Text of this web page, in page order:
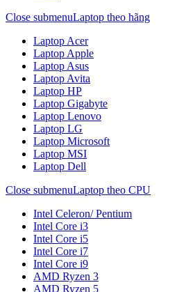
Close submenuLaptop theo hãng
Laptop Acer
Laptop Apple
Laptop Asus
Laptop Avita
Laptop HP
Laptop Gigabyte
Laptop Lenovo
Laptop LG
Laptop Microsoft
Laptop MSI
Laptop Dell
Close submenuLaptop theo CPU
Intel Celeron/ Pentium
Intel Core i3
Intel Core i5
Intel Core i7
Intel Core i9
AMD Ryzen 3
AMD Ryzen 5